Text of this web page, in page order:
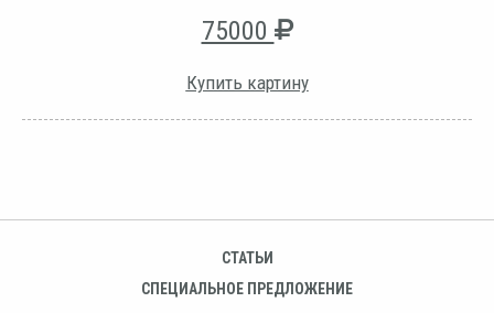
75000
Купить картину
СТАТЬИ
СПЕЦИАЛЬНОЕ ПРЕДЛОЖЕНИЕ